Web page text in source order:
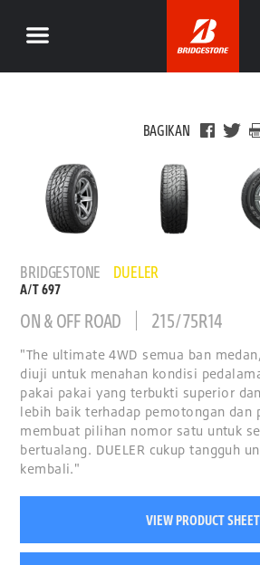
BAGIKAN
BRIDGESTONE DUELER
A/T 697
ON & OFF ROAD 215/75R14
"The ultimate 4WD semua ban
diuji untuk menahan kondisi
pakai pakai yang terbukti superior
lebih baik terhadap pemotongan dan
membuat pilihan nomor satu untuk
bertualang. DUELER cukup tangguh
kembali."
VIEW PRODUCT SHEET